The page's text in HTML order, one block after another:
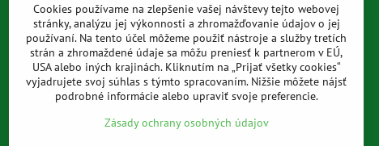
Osuského 1
851 03 Bratislava
Sme internetový obchod, nemáme kamennú predajňu.
0903 709 305
(08:00 - 20:00 vrátane víkendov a sviatkov)
info​@prakticke-naradie​.sk
Cookies používame na zlepšenie vašej návštevy tejto webovej
stránky, analýzu jej výkonnosti a zhromažďovanie údajov o jej
používaní. Na tento účel môžeme použiť nástroje a služby tretích
strán a zhromaždené údaje sa môžu preniesť k partnerom v EÚ,
USA alebo iných krajinách. Kliknutím na „Prijať všetky cookies“
vyjadrujete svoj súhlas s týmto spracovaním. Nižšie môžete nájsť
podrobné informácie alebo upraviť svoje preferencie.
Zásady ochrany osobných údajov